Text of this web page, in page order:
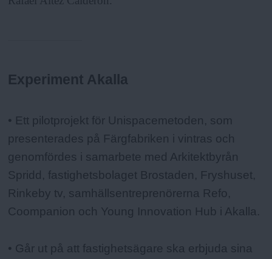
Fakta:
Experiment Akalla
• Ett pilotprojekt för Unispacemetoden, som
presenterades på Färgfabriken i vintras och
genomfördes i samarbete med Arkitektbyrån
Spridd, fastighetsbolaget Brostaden, Fryshuset,
Rinkeby tv, samhällsentreprenörerna Refo,
Coompanion och Young Innovation Hub i Akalla.
• Går ut på att fastighetsägare ska erbjuda sina